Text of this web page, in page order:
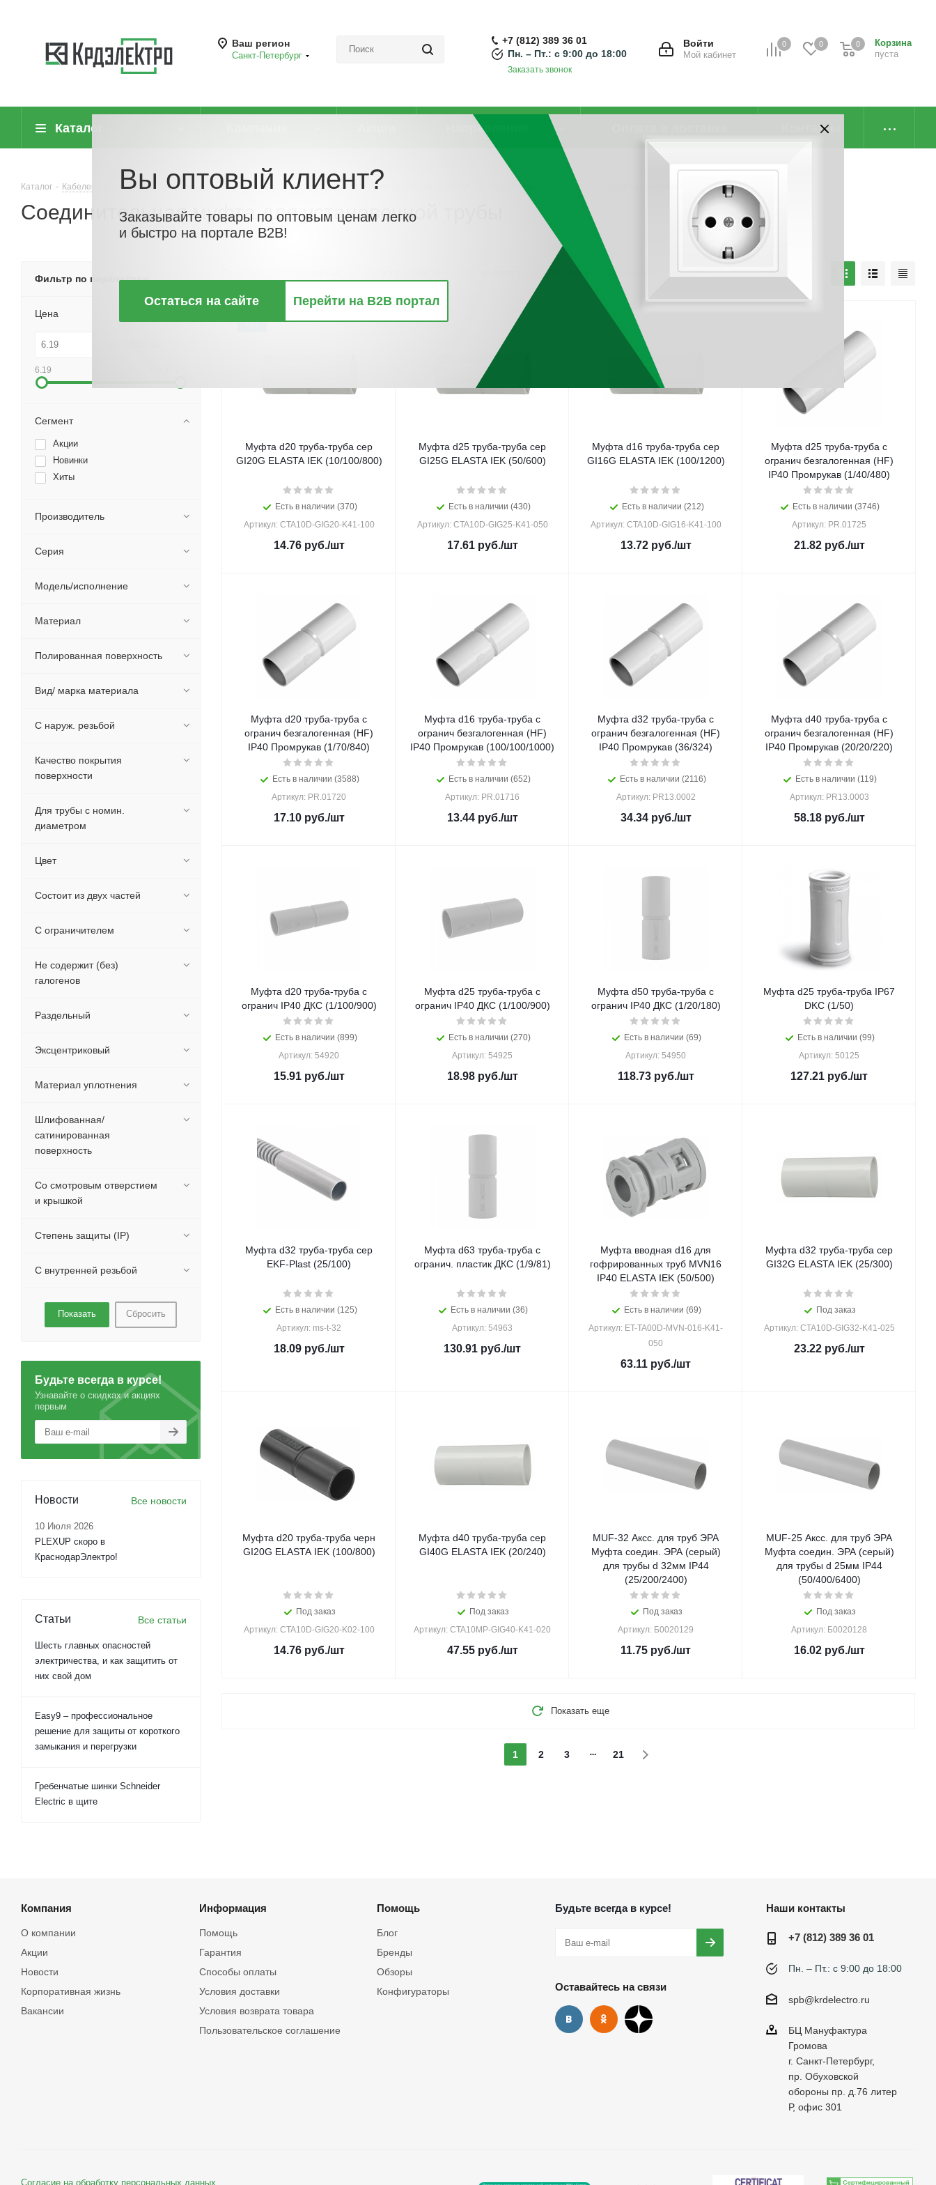
Ваш регион
Санкт-Петербург
0 0
Корзина
пуста
0
Войти
Мой кабинет
+7 (812) 389 36 01
Пн. – Пт.: с 9:00 до 18:00
Заказать звонок
Каталог Направления Контакты
Каталог - Кабеленесущие системы (системы для прокладки кабеля) - Трубы и рукава для прокладки кабеля Соединительная муфта для установочной трубы
Соединительная муфта для установочной трубы
По цене По наличию
ХИТ
Муфта d20 труба-труба сер
GI20G ELASTA IEK (10/100/800)
Есть в наличии (370)
Артикул: CTA10D-GIG20-K41-100
14.76руб./шт
Муфта d25 труба-труба сер
GI25G ELASTA IEK (50/600)
Есть в наличии (430)
Артикул: CTA10D-GIG25-K41-050
17.61руб./шт
Муфта d16 труба-труба сер
GI16G ELASTA IEK (100/1200)
Есть в наличии (212)
Артикул: CTA10D-GIG16-K41-100
13.72руб./шт
Муфта d25 труба-труба с
огранич безгалогенная (HF)
IP40 Промрукав (1/40/480)
Есть в наличии (3746)
Артикул: PR.01725
21.82руб./шт
Муфта d20 труба-труба с
огранич безгалогенная (HF)
IP40 Промрукав (1/70/840)
Есть в наличии (3588)
Артикул: PR.01720
17.10руб./шт
Муфта d16 труба-труба с
огранич безгалогенная (HF)
IP40 Промрукав (100/100/1000)
Есть в наличии (652)
Артикул: PR.01716
13.44руб./шт
Муфта d32 труба-труба с
огранич безгалогенная (HF)
IP40 Промрукав (36/324)
Есть в наличии (2116)
Артикул: PR13.0002
34.34руб./шт
Муфта d40 труба-труба с
огранич безгалогенная (HF)
IP40 Промрукав (20/20/220)
Есть в наличии (119)
Артикул: PR13.0003
58.18руб./шт
Муфта d20 труба-труба с
огранич IP40 ДКС (1/100/900)
Есть в наличии (899)
Артикул: 54920
15.91руб./шт
Муфта d25 труба-труба с
огранич IP40 ДКС (1/100/900)
Есть в наличии (270)
Артикул: 54925
18.98руб./шт
Муфта d50 труба-труба с
огранич IP40 ДКС (1/20/180)
Есть в наличии (69)
Артикул: 54950
118.73руб./шт
Муфта d25 труба-труба IP67
DKC (1/50)
Есть в наличии (99)
Артикул: 50125
127.21 руб./шт
Муфта d32 труба-труба сер
EKF-Plast (25/100)
Есть в наличии (125)
Артикул: ms-t-32
18.09руб./шт
Муфта d63 труба-труба с
огранич. пластик ДКС (1/9/81)
Есть в наличии (36)
Артикул: 54963
130.91 руб./шт
Муфта вводная d16 для
гофрированных труб MVN16
IP40 ELASTA IEK (50/500)
Есть в наличии (69)
Артикул: ET-TA00D-MVN-016-K41-
050
63.11 руб./шт
Муфта d32 труба-труба сер
GI32G ELASTA IEK (25/300)
Под заказ
Артикул: CTA10D-GIG32-K41-025
23.22руб./шт
Муфта d20 труба-труба черн
GI20G ELASTA IEK (100/800)
Под заказ
Артикул: CTA10D-GIG20-K02-100
14.76руб./шт
Муфта d40 труба-труба сер
GI40G ELASTA IEK (20/240)
Под заказ
Артикул: CTA10MP-GIG40-K41-020
47.55руб./шт
MUF-32 Аксс. для труб ЭРА
Муфта соедин. ЭРА (серый)
для трубы d 32мм IP44
(25/200/2400)
Под заказ
Артикул: Б0020129
11.75 руб./шт
MUF-25 Аксс. для труб ЭРА
Муфта соедин. ЭРА (серый)
для трубы d 25мм IP44
(50/400/6400)
Под заказ
Артикул: Б0020128
16.02руб./шт
Показать еще
1 2 3 21
Фильтр по параметрам
Цена
6.19
Сегмент
Акции
Новинки
Хиты
Производитель
Серия
Модель/исполнение
Материал
Полированная поверхность
Вид/ марка материала
С наруж. резьбой
Качество покрытия
поверхности
Для трубы с номин.
диаметром
Цвет
Состоит из двух частей
С ограничителем
Не содержит (без)
галогенов
Раздельный
Эксцентриковый
Материал уплотнения
Шлифованная/
сатинированная
поверхность
Со смотровым отверстием
и крышкой
Степень защиты (IP)
С внутренней резьбой
Сбросить
Будьте всегда в курсе!
Узнавайте о скидках и акциях
первым
Новости Все новости
10 Июля 2026
PLEXUP скоро в
КраснодарЭлектро!
Статьи Все статьи
Шесть главных опасностей
электричества, и как защитить от
них свой дом
Easy9 – профессиональное
решение для защиты от короткого
замыкания и перегрузки
Гребенчатые шинки Schneider
Electric в щите
Компания
О компании
Акции
Новости
Корпоративная жизнь
Вакансии
Информация
Помощь
Гарантия
Способы оплаты
Условия доставки
Условия возврата товара
Пользовательское соглашение
Помощь
Блог
Бренды
Обзоры
Конфигураторы
Будьте всегда в курсе!
Оставайтесь на связи
Наши контакты
+7 (812) 389 36 01
Пн. – Пт.: с 9:00 до 18:00
spb@krdelectro.ru
БЦ Мануфактура
Громова
г. Санкт-Петербург,
пр. Обуховской
обороны пр. д.76 литер
Р, офис 301
Вы оптовый клиент?
Заказывайте товары по оптовым ценам легко
и быстро на портале B2B!
Остаться на сайте Перейти на B2B портал